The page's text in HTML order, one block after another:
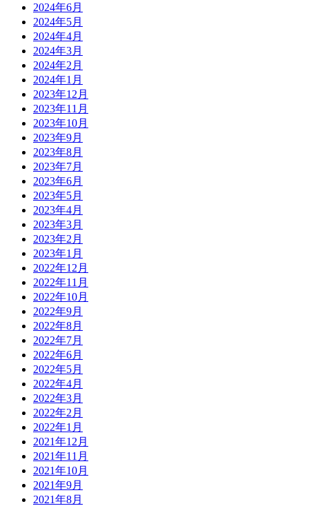
2024年6月
2024年5月
2024年4月
2024年3月
2024年2月
2024年1月
2023年12月
2023年11月
2023年10月
2023年9月
2023年8月
2023年7月
2023年6月
2023年5月
2023年4月
2023年3月
2023年2月
2023年1月
2022年12月
2022年11月
2022年10月
2022年9月
2022年8月
2022年7月
2022年6月
2022年5月
2022年4月
2022年3月
2022年2月
2022年1月
2021年12月
2021年11月
2021年10月
2021年9月
2021年8月